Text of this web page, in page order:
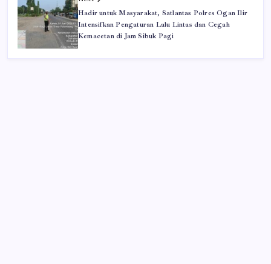
Hadir untuk Masyarakat, Satlantas Polres Ogan Ilir
Intensifkan Pengaturan Lalu Lintas dan Cegah
Kemacetan di Jam Sibuk Pagi